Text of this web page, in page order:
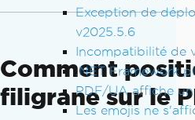
Exception de
v2025.5.6
Incompatibilité de
.NET Framework
PDF/UA affiche
Les emojis ne
Comment
filigrane sur le